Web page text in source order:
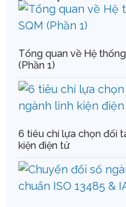
Tổng quan về Hệ
(Phần 1)
6 tiêu chí lựa chọn đối
kiện điện tử